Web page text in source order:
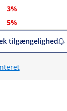
3%
5%
tilgængelighed